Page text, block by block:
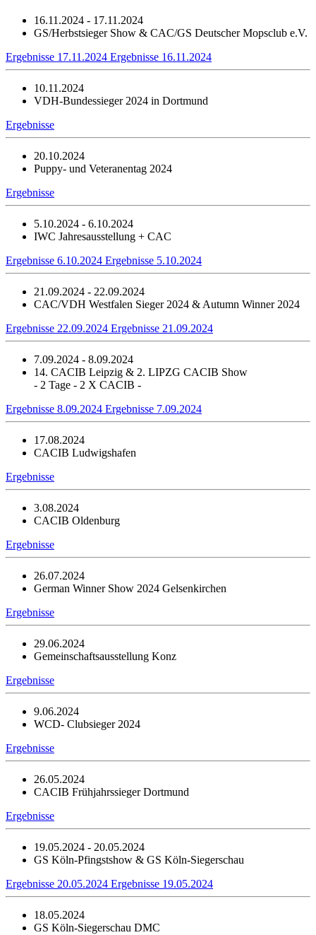
16.11.2024 - 17.11.2024
GS/Herbstsieger Show & CAC/GS Deutscher Mopsclub e.V.
Ergebnisse 17.11.2024 Ergebnisse 16.11.2024
10.11.2024
VDH-Bundessieger 2024 in Dortmund
Ergebnisse
20.10.2024
Puppy- und Veteranentag 2024
Ergebnisse
5.10.2024 - 6.10.2024
IWC Jahresausstellung + CAC
Ergebnisse 6.10.2024 Ergebnisse 5.10.2024
21.09.2024 - 22.09.2024
CAC/VDH Westfalen Sieger 2024 & Autumn Winner 2024
Ergebnisse 22.09.2024 Ergebnisse 21.09.2024
7.09.2024 - 8.09.2024
14. CACIB Leipzig & 2. LIPZG CACIB Show
- 2 Tage - 2 X CACIB -
Ergebnisse 8.09.2024 Ergebnisse 7.09.2024
17.08.2024
CACIB Ludwigshafen
Ergebnisse
3.08.2024
CACIB Oldenburg
Ergebnisse
26.07.2024
German Winner Show 2024 Gelsenkirchen
Ergebnisse
29.06.2024
Gemeinschaftsausstellung Konz
Ergebnisse
9.06.2024
WCD- Clubsieger 2024
Ergebnisse
26.05.2024
CACIB Frühjahrssieger Dortmund
Ergebnisse
19.05.2024 - 20.05.2024
GS Köln-Pfingstshow & GS Köln-Siegerschau
Ergebnisse 20.05.2024 Ergebnisse 19.05.2024
18.05.2024
GS Köln-Siegerschau DMC